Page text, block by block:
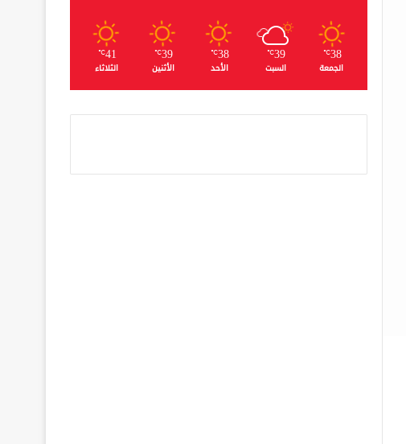
38
℃
الجمعة
39
℃
السبت
38
℃
الأحد
39
℃
الأثنين
41
℃
الثلاثاء